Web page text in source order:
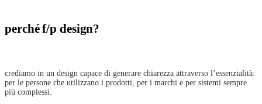
perché f/p design?
crediamo in un design capace di generare chiarezza attraverso l’essenzialità:
per le persone che utilizzano i prodotti, per i marchi e per sistemi sempre
più complessi.